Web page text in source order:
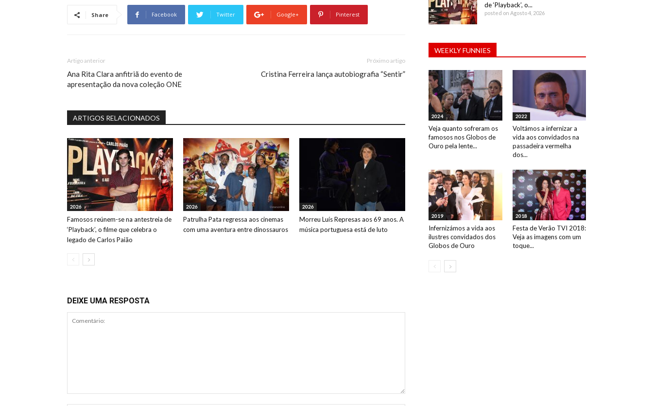
Share Facebook Twitter Google+ Pinterest
Artigo anterior
Ana Rita Clara anfitriã do evento de
apresentação da nova coleção ONE
Próximo artigo
Cristina Ferreira lança autobiografia “Sentir”
ARTIGOS RELACIONADOS
2026
Famosos reúnem-se na antestreia de
‘Playback’, o filme que celebra o
legado de Carlos Paião
2026
Patrulha Pata regressa aos cinemas
com uma aventura entre dinossauros
2026
Morreu Luís Represas aos 69 anos. A
música portuguesa está de luto
DEIXE UMA RESPOSTA
de ‘Playback’, o...
posted on Agosto 4, 2026
WEEKLY FUNNIES
2024
Veja quanto sofreram os
famosos nos Globos de
Ouro pela lente...
2022
Voltámos a infernizar a
vida aos convidados na
passadeira vermelha
dos...
2019
Infernizámos a vida aos
ilustres convidados dos
Globos de Ouro
2018
Festa de Verão TVI 2018:
Veja as imagens com um
toque...